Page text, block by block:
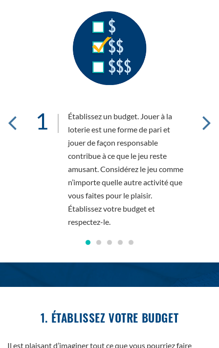
1
Établissez un budget. Jouer à la
loterie est une forme de pari et
jouer de façon responsable
contribue à ce que le jeu reste
amusant. Considérez le jeu comme
n’importe quelle autre activité que
vous faites pour le plaisir.
Établissez votre budget et
respectez-le.
2
1. ÉTABLISSEZ VOTRE BUDGET
Il est plaisant d’imaginer tout ce que vous pourriez faire